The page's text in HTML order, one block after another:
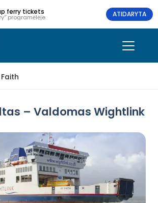
ferry tickets
programėlėje ATIDARYTA
– Valdomas Wightlink